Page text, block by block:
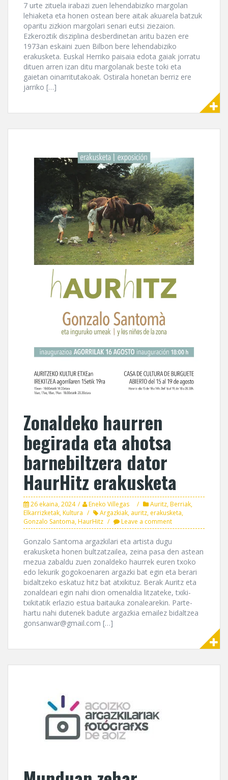
7 urte zituela irabazi zuen lehendabiziko margolan
lehiaketa eta honen ostean bere aitak akuarela batzuk
oparitu zizkion margolari senari eutsi ziezaion.
Ezkeroztik disziplina desberdinetan aritu bazen ere
1973an eskaini zuen Bilbon bere lehendabiziko
erakusketa. Euskal Herriko paisaia edota gaiak jorratu
dituen arren izan ditu margolanak beste toki eta
gaietan oinarritutakoak. Ostirala honetan berriz ere
jarriko […]
Zonaldeko haurren
begirada eta ahotsa
barnebiltzera dator
HaurHitz erakusketa
26 ekaina, 2024 Eneko Villegas Auritz,Berriak,
Elkarrizketak,Kultura Argazkiak, auritz, erakusketa,
Gonzalo Santoma,HaurHitz Leave a comment
Gonzalo Santoma argazkilari eta artista dugu
erakusketa honen bultzatzailea, zeina pasa den astean
mezua zabaldu zuen zonaldeko haurrek euren txoko
edo lekurik gogokoenaren argazki bat egin eta berari
bidaltzeko eskatuz hitz bat atxikituz. Berak Auritz eta
zonaldeari egin nahi dion omenaldia litzateke, txiki-
txikitatik erlazio estua baitauka zonalearekin. Parte-
hartu nahi dutenek badute argazkia emailez bidaltzea
gonsanwar@gmail.com […]